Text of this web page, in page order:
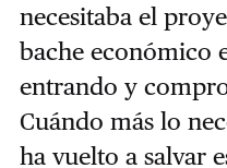
necesitaba el
bache económico
entrando y
Cuándo más lo
ha vuelto a salvar